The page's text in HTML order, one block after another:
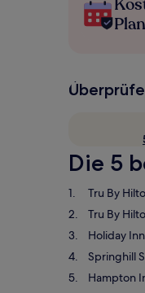
Die 5
Tru By
Tru By
Holiday
Springhill
Hampton